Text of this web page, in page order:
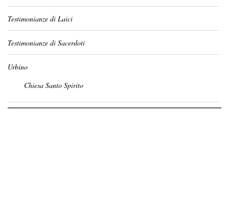
Testimonianze di Laici
Testimonianze di Sacerdoti
Urbino
Chiesa Santo Spirito